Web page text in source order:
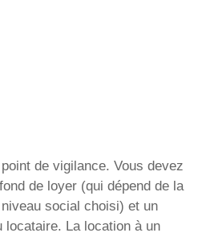
de vigilance. Vous devez
de loyer (qui dépend de la
social choisi) et un
locataire. La location à un